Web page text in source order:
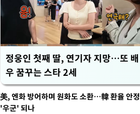
정웅인 첫째 딸, 연기자 지망…또 배
우 꿈꾸는 스타 2세
美, 엔화 방어하며 원화도 소환…韓 환율 안정
'우군' 되나